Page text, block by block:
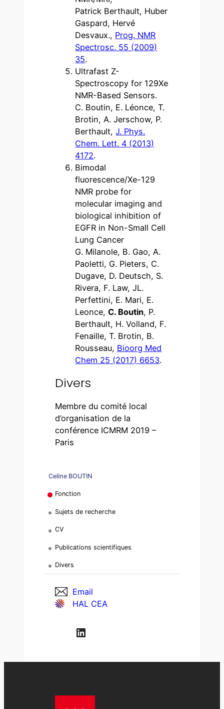
Celine BOUTIN
Fonction
Sujets de recherche
CV
Publications scientifiques
Divers
Email
HAL CEA
LinkedIn
Patrick Berthault, Huber
Gaspard, Hervé
Desvaux., Prog. NMR
Spectrosc. 55 (2009)
35.
Ultrafast Z-
Spectroscopy for 129Xe
NMR-Based Sensors.
C. Boutin, E. Léonce, T.
Brotin, A. Jerschow, P.
Berthault,J. Phys.
Chem. Lett. 4 (2013)
4172.
Bimodal
fluorescence/Xe-129
NMR probe for
molecular imaging and
biological inhibition of
EGFR in Non-Small Cell
Lung Cancer
G. Milanole, B. Gao, A.
Paoletti, G. Pieters, C.
Dugave, D. Deutsch, S.
Rivera, F. Law, JL.
Perfettini, E. Mari, E.
Leonce,C. Boutin, P.
Berthault, H. Volland, F.
Fenaille, T. Brotin, B.
Rousseau, Bioorg Med
Chem 25 (2017) 6653.
Divers
Membre du comité local
d’organisation de la
conférence ICMRM 2019 –
Paris